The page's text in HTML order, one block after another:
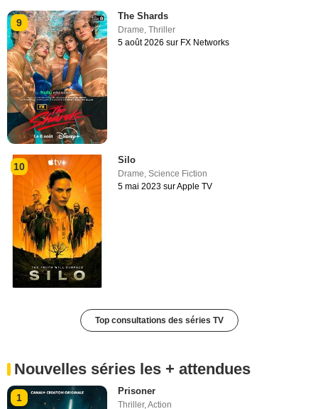
9
The Shards
Drame ,Thriller
5 août 2026 sur FX Networks
10
Silo
Drame,Science Fiction
5 mai 2023 sur Apple TV
Top consultations des séries TV
Nouvelles séries les + attendues
1
Prisoner
Thriller,Action